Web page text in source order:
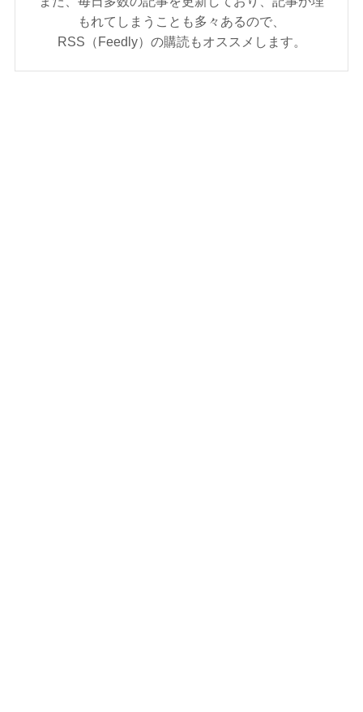
もれてしまうことも多々あるので、
RSS（Feedly）の購読もオススメします。